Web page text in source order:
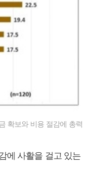
확보와 비용 절감에 총력
에 사활을 걸고 있는